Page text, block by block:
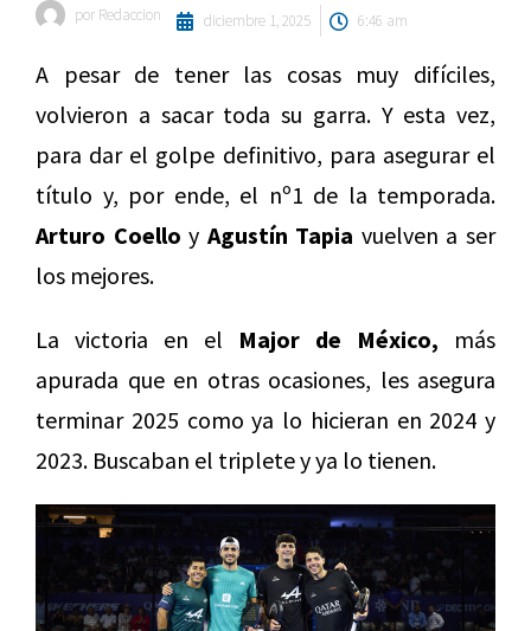
por Redaccion diciembre 1, 2025 6:46 am
A pesar de tener las cosas muy difíciles,
volvieron a sacar toda su garra. Y esta vez,
para dar el golpe definitivo, para asegurar el
título y, por ende, el nº1 de la temporada.
Arturo Coello y Agustín Tapia vuelven a ser
los mejores.
La victoria en el Major de México, más
apurada que en otras ocasiones, les asegura
terminar 2025 como ya lo hicieran en 2024 y
2023. Buscaban el triplete y ya lo tienen.